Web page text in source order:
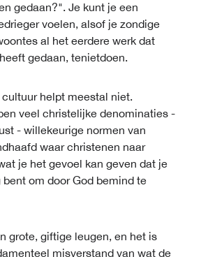
gedaan?". Je kunt je een
voelen, alsof je zondige
al het eerdere werk dat
gedaan, tenietdoen.
helpt meestal niet.
veel christelijke denominaties -
- willekeurige normen van
waar christenen naar
je het gevoel kan geven dat je
om door God bemind te
grote, giftige leugen, en het is
misverstand van wat de